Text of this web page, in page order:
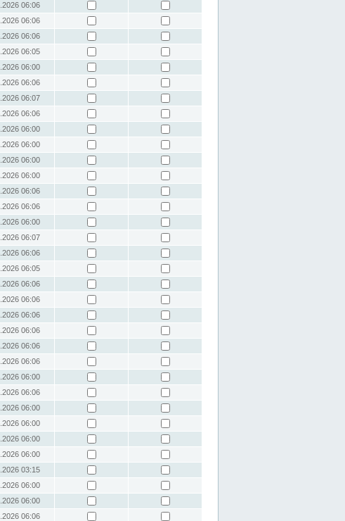
06:06
06:06
06:06
06:05
06:00
06:06
06:07
06:06
06:00
06:00
06:00
06:00
06:06
06:06
06:00
06:07
06:06
06:05
06:06
06:06
06:06
06:06
06:06
06:06
06:00
06:06
06:00
06:00
06:00
06:00
03:15
06:00
06:00
06:06